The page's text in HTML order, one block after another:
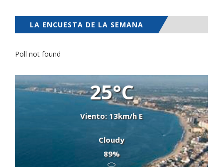
LA ENCUESTA DE LA SEMANA
Poll not found
25°C
Viento: 13km/h E
Cloudy
89%